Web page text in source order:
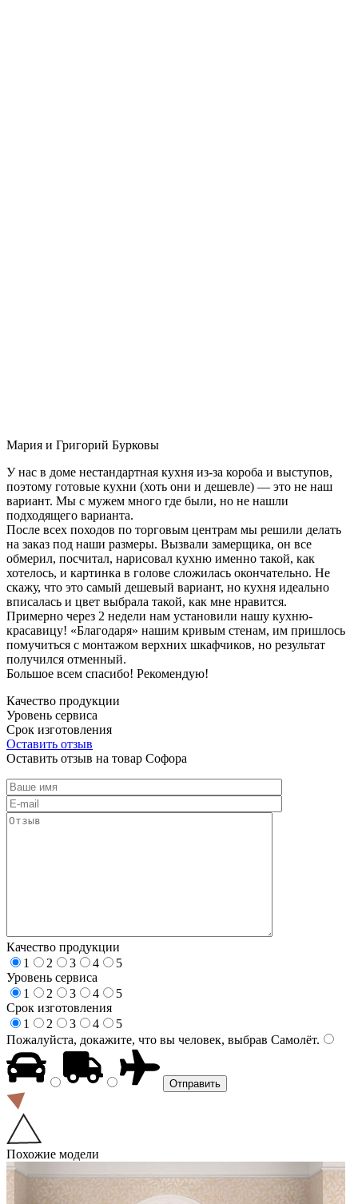
Мария и Григорий Бурковы
У нас в доме нестандартная кухня из-за короба и выступов,
поэтому готовые кухни (хоть они и дешевле) — это не наш
вариант. Мы с мужем много где были, но не нашли
подходящего варианта.
После всех походов по торговым центрам мы решили делать
на заказ под наши размеры. Вызвали замерщика, он все
обмерил, посчитал, нарисовал кухню именно такой, как
хотелось, и картинка в голове сложилась окончательно. Не
скажу, что это самый дешевый вариант, но кухня идеально
вписалась и цвет выбрала такой, как мне нравится.
Примерно через 2 недели нам установили нашу кухню-
красавицу! «Благодаря» нашим кривым стенам, им пришлось
помучиться с монтажом верхних шкафчиков, но результат
получился отменный.
Большое всем спасибо! Рекомендую!
Качество продукции
Уровень сервиса
Срок изготовления
Оставить отзыв
Оставить отзыв на товар Софора
Качество продукции
1
2 3 4
5
Уровень сервиса
1
2 3 4
5
Срок изготовления
1
2 3 4
5
Пожалуйста, докажите, что вы человек, выбрав Самолёт.
Похожие модели